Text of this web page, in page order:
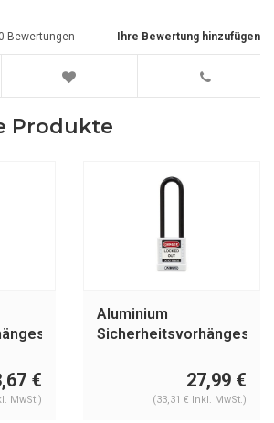
Ihre Bewertung hinzufügen
0 Bewertungen
Produkte
40 €
MwSt.)
Aluminium
74/40HB75 weiß
27,99 €
(33,31 € Inkl. MwSt.)